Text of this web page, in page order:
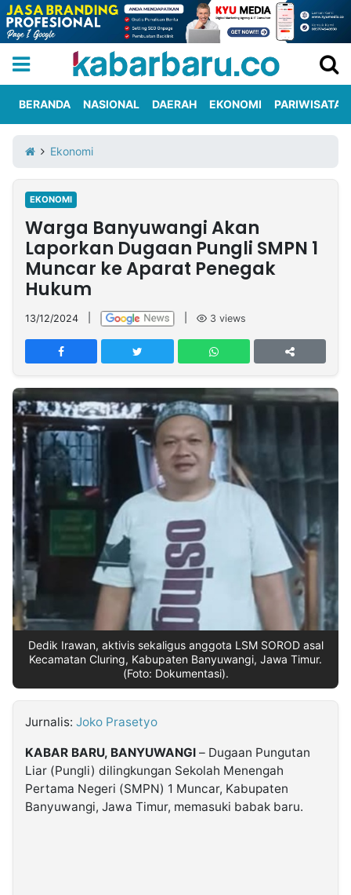
Iklan
Berita
Kami
Nasional
International
Olahraga
Entertainment
Daerah
Pariwisata
Kuliner
Kolom
Network
PT
TREETAN
MULTIMEDIA
INDONESIA
Partner
Insight
NTB
Suara
Time
Lens
IDN
Daily
Jogja
Jalan
Rakyat
Idealita
News
Kita
Notice
Dinamikapost.com
Radar
Baru
Seedbacklink
Follow
Kabarbaru
Kabarbaru.co
BERANDA NASIONAL DAERAH EKONOMI PARIWISATA
Ekonomi
EKONOMI
Warga Banyuwangi Akan
Laporkan Dugaan Pungli SMPN 1
Muncar ke Aparat Penegak
Hukum
13/12/2024 3 views
Dedik Irawan, aktivis sekaligus anggota LSM SOROD asal
Kecamatan Cluring, Kabupaten Banyuwangi, Jawa Timur.
(Foto: Dokumentasi).
Jurnalis: Joko Prasetyo
KABAR BARU, BANYUWANGI – Dugaan Pungutan
Liar (Pungli) dilingkungan Sekolah Menengah
Pertama Negeri (SMPN) 1 Muncar, Kabupaten
Banyuwangi, Jawa Timur, memasuki babak baru.